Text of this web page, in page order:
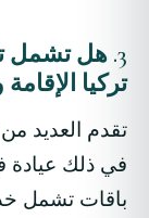
3. هل تشمل
تركيا
تقدم العديد
في ذلك عيادة
باقات تشمل